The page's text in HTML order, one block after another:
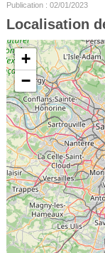
Publication : 02/01/2023
Localisation
+
−